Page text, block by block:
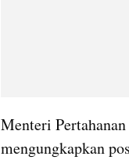
Menteri
mengungkapkan